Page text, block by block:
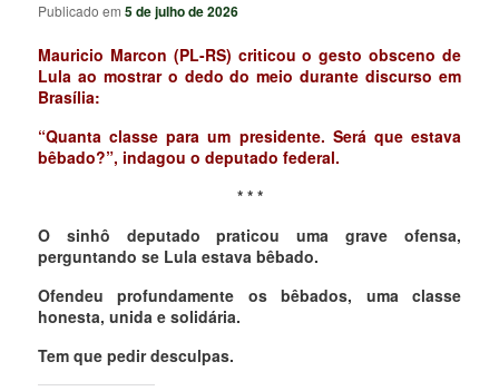
Publicado em5 de julho de 2026
Mauricio Marcon (PL-RS) criticou o gesto obsceno de
Lula ao mostrar o dedo do meio durante discurso em
Brasília:
“Quanta classe para um presidente. Será que estava
bêbado?”, indagou o deputado federal.
* * *
O sinhô deputado praticou uma grave ofensa,
perguntando se Lula estava bêbado.
Ofendeu profundamente os bêbados, uma classe
honesta, unida e solidária.
Tem que pedir desculpas.